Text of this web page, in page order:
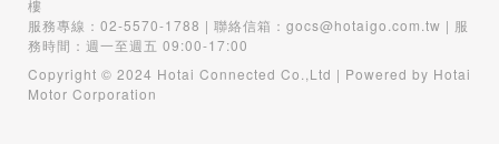
樓
服務專線： 02-5570-1788 | 聯絡信箱： gocs@hotaigo.com.tw | 服
務時間：週一至週五 09:00-17:00
Copyright © 2024 Hotai Connected Co.,Ltd | Powered by Hotai
Motor Corporation